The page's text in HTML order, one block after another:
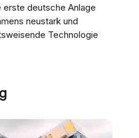
deutsche Anlage
neustark und
Technologie